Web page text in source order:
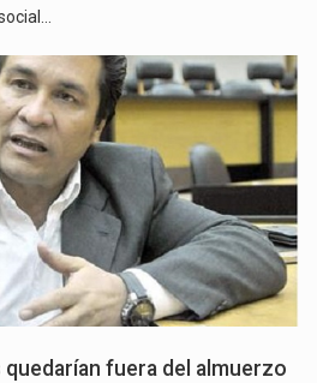
quedarían fuera del almuerzo